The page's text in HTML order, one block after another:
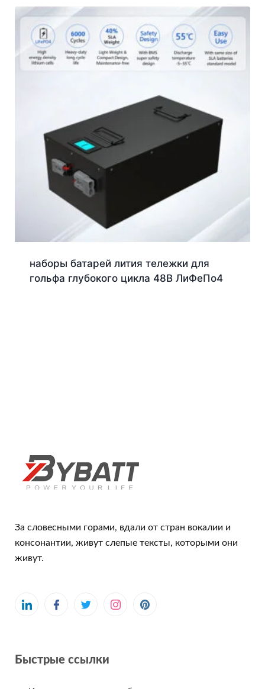
наборы батарей лития тележки для
гольфа глубокого цикла 48В ЛиФеПо4
За словесными горами, вдали от стран вокалии и
консонантии, живут слепые тексты, которыми они
живут.
Быстрые ссылки